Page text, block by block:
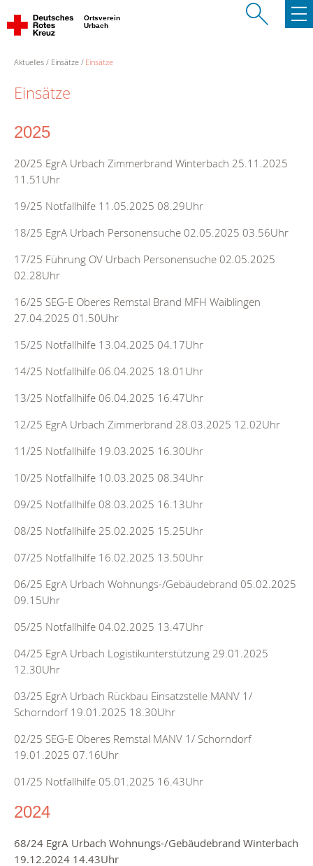
Ortsverein
Urbach
Aktuelles Einsätze Einsätze
Einsätze
2025
20/25 EgrA Urbach Zimmerbrand Winterbach 25.11.2025
11.51Uhr
19/25 Notfallhilfe 11.05.2025 08.29Uhr
18/25 EgrA Urbach Personensuche 02.05.2025 03.56Uhr
17/25 Führung OV Urbach Personensuche 02.05.2025
02.28Uhr
16/25 SEG-E Oberes Remstal Brand MFH Waiblingen
27.04.2025 01.50Uhr
15/25 Notfallhilfe 13.04.2025 04.17Uhr
14/25 Notfallhilfe 06.04.2025 18.01Uhr
13/25 Notfallhilfe 06.04.2025 16.47Uhr
12/25 EgrA Urbach Zimmerbrand 28.03.2025 12.02Uhr
11/25 Notfallhilfe 19.03.2025 16.30Uhr
10/25 Notfallhilfe 10.03.2025 08.34Uhr
09/25 Notfallhilfe 08.03.2025 16.13Uhr
08/25 Notfallhilfe 25.02.2025 15.25Uhr
07/25 Notfallhilfe 16.02.2025 13.50Uhr
06/25 EgrA Urbach Wohnungs-/Gebäudebrand 05.02.2025
09.15Uhr
05/25 Notfallhilfe 04.02.2025 13.47Uhr
04/25 EgrA Urbach Logistikunterstützung 29.01.2025
12.30Uhr
03/25 EgrA Urbach Rückbau Einsatzstelle MANV 1/
Schorndorf 19.01.2025 18.30Uhr
02/25 SEG-E Oberes Remstal MANV 1/ Schorndorf
19.01.2025 07.16Uhr
01/25 Notfallhilfe 05.01.2025 16.43Uhr
2024
68/24 EgrA Urbach Wohnungs-/Gebäudebrand Winterbach
19.12.2024 14.43Uhr